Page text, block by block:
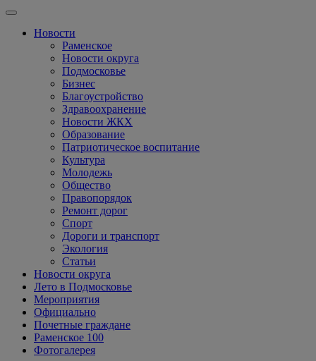
Новости
Раменское
Новости округа
Подмосковье
Бизнес
Благоустройство
Здравоохранение
Новости ЖКХ
Образование
Патриотическое воспитание
Культура
Молодежь
Общество
Правопорядок
Ремонт дорог
Спорт
Дороги и транспорт
Экология
Статьи
Новости округа
Лето в Подмосковье
Мероприятия
Официально
Почетные граждане
Раменское 100
Фотогалерея